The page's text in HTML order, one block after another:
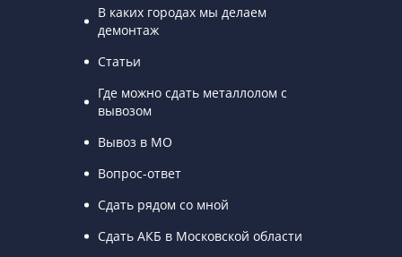
В каких городах мы делаем
демонтаж
Статьи
Где можно сдать металлолом с
вывозом
Вывоз в МО
Вопрос-ответ
Сдать рядом со мной
Сдать АКБ в Московской области